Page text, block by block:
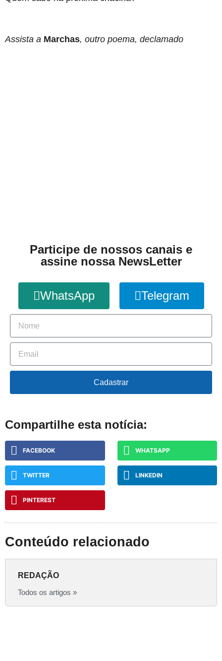
Assista a Marchas, outro poema, declamado
Participe de nossos canais e
assine nossa NewsLetter
WhatsApp Telegram
Cadastrar
Compartilhe esta notícia:
FACEBOOK WHATSAPP
TWITTER LINKEDIN
PINTEREST
Conteúdo relacionado
REDAÇÃO
Todos os artigos »